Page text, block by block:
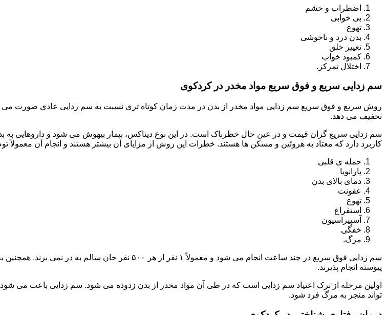
اضطراب و خشم
بی خوابی
تهوع
بدن درد و ناخوشی
تغییر خلق
کمبود خواب
اختلال تمرکز.
سم زدایی سریع و فوق سریع مواد مخدر در کردکوی
روش سریع و فوق سریع سم زدایی مواد مخدر از بدن در مدت زمان کوتاه تری نسبت به سم زدایی عادی صورت می
تخفیف می دهد.
سم زدایی سریع گران قیمت و در عین حال خطرناک است. در این نوع دیتاکس، بیمار بیهوش می شود و داروهایی
کاربرد دارد که معتاد به هروئین و مسکن ها هستند. خطرات این روش از مزایای آن بیشتر هستند و انجام آن
حمله ی قلبی
پارانویا
دمای بالای بدن
عفونت
تهوع
استفراغ
آسپیراسیون
خفگی
مرگ.
سم زدایی فوق سریع در چند ساعت انجام می شود و معمولاً ۱
پیوسته انجام پذیرند.
اولین مرحله از ترک اعتیاد سم زدایی است که در طی آن مواد مخدر از بدن زدوده می شود. سم زدایی باعث می
تواند منجر به مرگ فرد شود.